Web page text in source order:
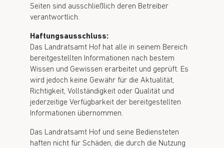
Seiten sind ausschließlich deren Betreiber
verantwortlich.
Haftungsausschluss:
Das Landratsamt Hof hat alle in seinem Bereich
bereitgestellten Informationen nach bestem
Wissen und Gewissen erarbeitet und geprüft. Es
wird jedoch keine Gewähr für die Aktualität,
Richtigkeit, Vollständigkeit oder Qualität und
jederzeitige Verfügbarkeit der bereitgestellten
Informationen übernommen.
Das Landratsamt Hof und seine Bediensteten
haften nicht für Schäden, die durch die Nutzung